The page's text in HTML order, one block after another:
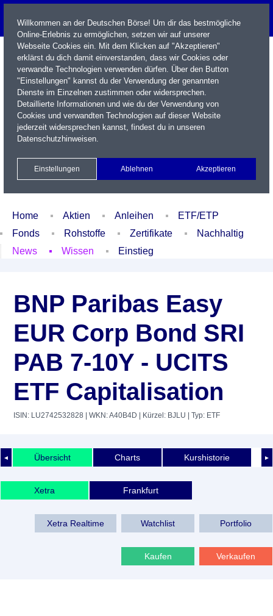
Name / WKN / ISIN / Kürzel
Xetra Realtime
Watchlist Portfolio Login
Home Aktien Anleihen
ETF/ETP
Fonds
Rohstoffe Zertifikate
Nachhaltig
News
Wissen Einstieg
BNP Paribas Easy
EUR Corp Bond SRI
PAB 7-10Y - UCITS
ETF Capitalisation
ISIN: LU2742532828 | WKN: A40B4D | Kürzel: BJLU | Typ: ETF
◄ ►
Übersicht Charts Kurshistorie
Xetra Frankfurt
Xetra Realtime Watchlist Portfolio
Kaufen Verkaufen
Willkommen an der Deutschen Börse! Um dir das bestmögliche
Online-Erlebnis zu ermöglichen, setzen wir auf unserer
Webseite Cookies ein. Mit dem Klicken auf "Akzeptieren"
erklärst du dich damit einverstanden, dass wir Cookies oder
verwandte Technologien verwenden dürfen. Über den Button
"Einstellungen" kannst du der Verwendung der genannten
Dienste im Einzelnen zustimmen oder widersprechen.
Detaillierte Informationen und wie du der Verwendung von
Cookies und verwandten Technologien auf dieser Website
jederzeit widersprechen kannst, findest du in unseren
Datenschutzhinweisen.
Einstellungen Ablehnen Akzeptieren